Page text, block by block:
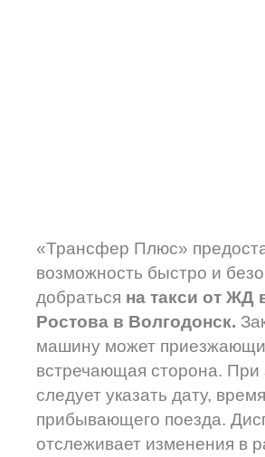
«Трансфер Плюс»
возможность быстро и
добраться на такси от ЖД
Ростова в Волгодонск.
машину может
встречающая сторона. При
следует указать дату,
прибывающего поезда.
отслеживает изменения в